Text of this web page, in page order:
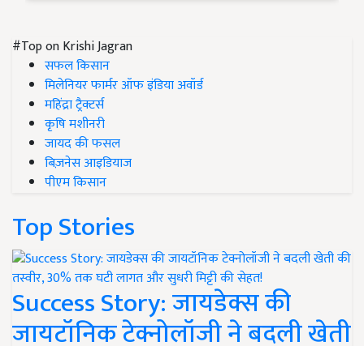
#Top on Krishi Jagran
सफल किसान
मिलेनियर फार्मर ऑफ इंडिया अवॉर्ड
महिंद्रा ट्रैक्टर्स
कृषि मशीनरी
जायद की फसल
बिज़नेस आइडियाज
पीएम किसान
Top Stories
Success Story: जायडेक्स की
जायटॉनिक टेक्नोलॉजी ने बदली खेती